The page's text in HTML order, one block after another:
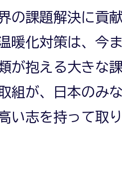
の課題解決に貢
暖化対策は、今
が抱える大きな
組が、日本のみ
い志を持って取